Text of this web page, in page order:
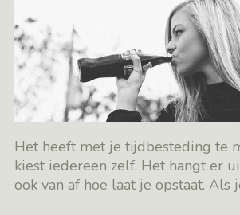
Het heeft met je tijdbesteding te
kiest iedereen zelf. Het hangt er
ook van af hoe laat je opstaat. Als